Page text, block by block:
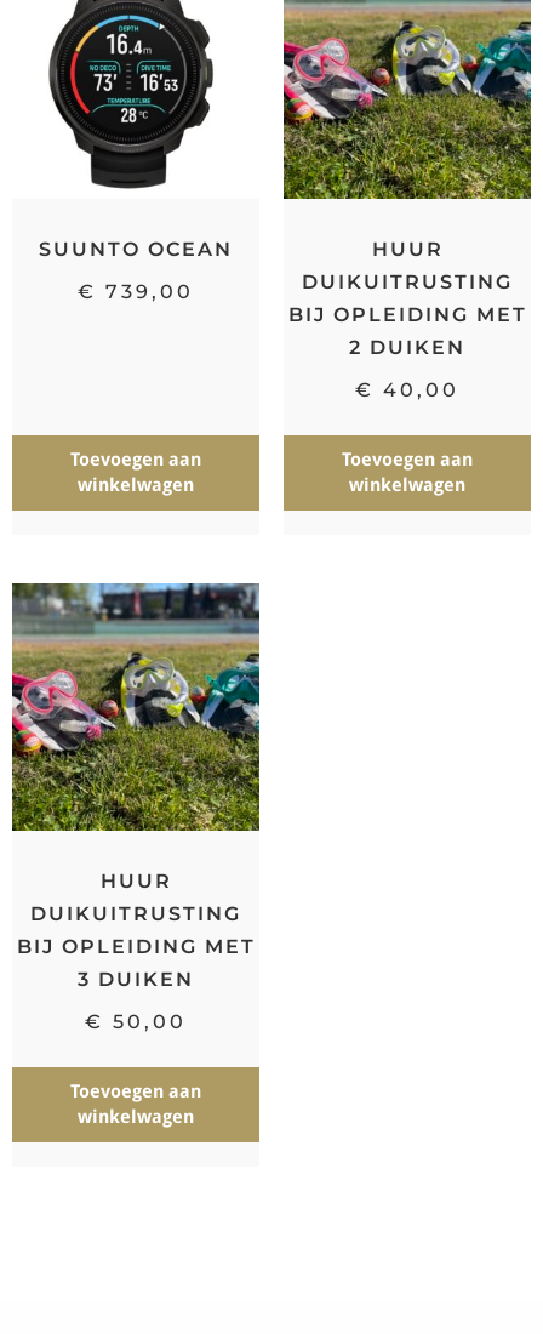
SUUNTO OCEAN
€ 739,00
Toevoegen aan
winkelwagen
HUUR
DUIKUITRUSTING
BIJ OPLEIDING MET
2 DUIKEN
€ 40,00
Toevoegen aan
winkelwagen
HUUR
DUIKUITRUSTING
BIJ OPLEIDING MET
3 DUIKEN
€ 50,00
Toevoegen aan
winkelwagen